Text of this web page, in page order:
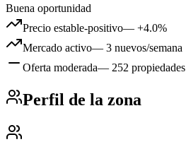
Buena oportunidad
Precio estable-positivo— +4.0%
Mercado activo— 3 nuevos/semana
Oferta moderada— 252 propiedades
Perfil de la zona